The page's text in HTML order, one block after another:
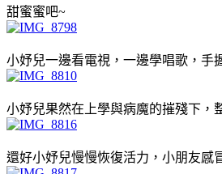
甜蜜蜜吧~
小妤兒一邊看電視，一邊學唱歌，手
小妤兒果然在上學與病魔的摧殘下，
還好小妤兒慢慢恢復活力，小朋友感